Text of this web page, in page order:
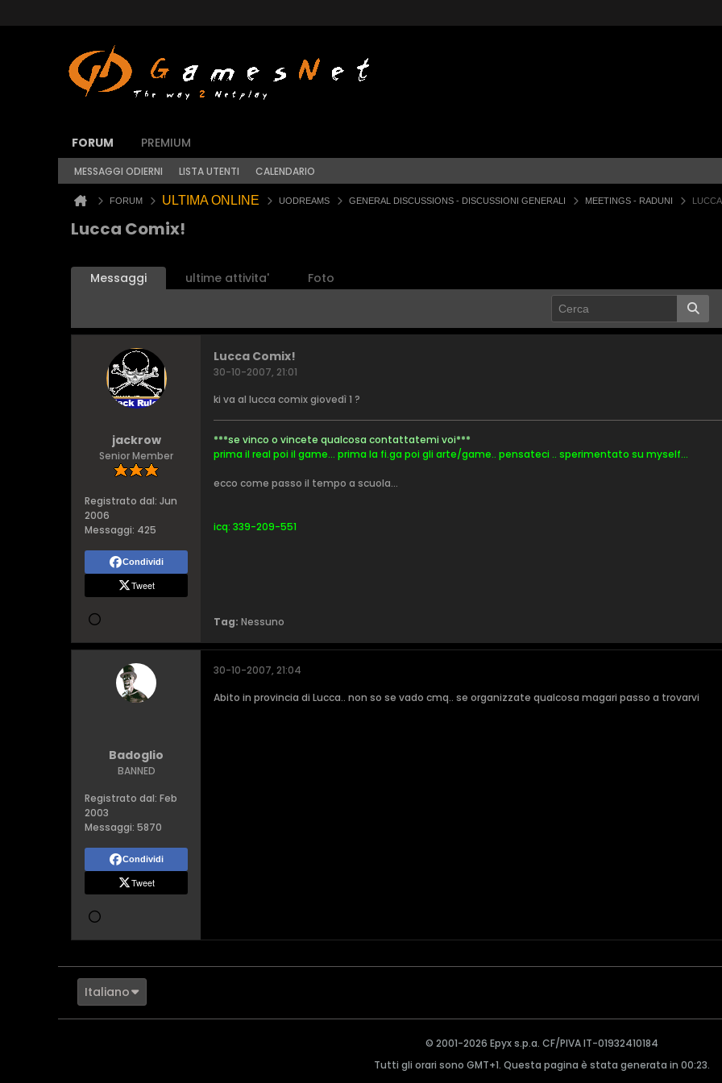
FORUM PREMIUM
MESSAGGI ODIERNI LISTA UTENTI CALENDARIO
FORUM ULTIMA ONLINE UODREAMS GENERAL DISCUSSIONS - DISCUSSIONI GENERALI MEETINGS - RADUNI
Lucca Comix!
Messaggi ultime attivita' Foto
jackrow
Senior Member
Registrato dal: Jun
2006
Messaggi: 425
Condividi
Tweet
Lucca Comix!
30-10-2007, 21:01
ki va al lucca comix giovedì 1 ?
***se vinco o vincete qualcosa contattatemi voi***
prima il real poi il game... prima la fi.ga poi gli arte/game.. pensateci .. sperimentato su myself...
ecco come passo il tempo a scuola...
icq: 339-209-551
Tag: Nessuno
Badoglio
BANNED
Registrato dal: Feb
2003
Messaggi: 5870
Condividi
Tweet
30-10-2007, 21:04
Abito in provincia di Lucca.. non so se vado cmq.. se organizzate qualcosa magari passo a trovarvi
Italiano
© 2001-2026 Epyx s.p.a. CF/PIVA IT-01932410184
Tutti gli orari sono GMT+1. Questa pagina è stata generata in 00:23.